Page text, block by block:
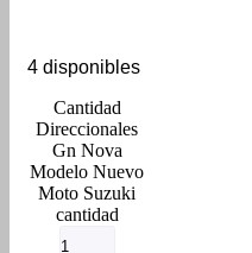
4 disponibles
Direccionales
Gn Nova
Modelo Nuevo
Moto Suzuki
cantidad